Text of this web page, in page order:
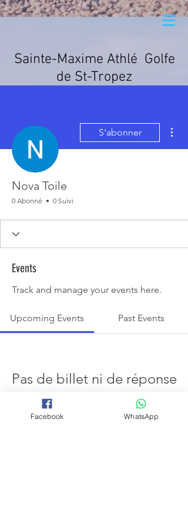
Sainte-Maxime Athlé Golfe
de St-Tropez
S'abonner
Nova Toile
0 Abonné 0 Suivi
Events
Track and manage your events here.
Upcoming Events Past Events
Pas de billet ni de réponse
pour le moment
Facebook WhatsApp